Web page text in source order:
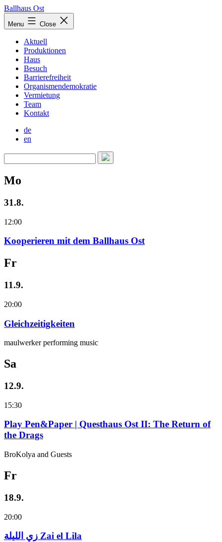
Skip
to
content
Ballhaus Ost
Ballhaus
Ost
Menu Close
Aktuell
Produktionen
Haus
Besuch
Barrierefreiheit
Organismendemokratie
Vermietung
Team
Kontakt
de
en
Mo
31.8.
12:00
Kooperieren mit dem Ballhaus Ost
Fr
11.9.
20:00
Gleichzeitigkeiten
maulwerker performing music
Sa
12.9.
15:30
Play Pen&Paper | Questhaus Ost II: The Return of
the Drags
BroKolya and Guests
Fr
18.9.
20:00
زي‌ اللیلة Zai el Lila